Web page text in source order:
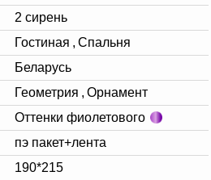
2 сирень
Гостиная , Спальня
Беларусь
Геометрия , Орнамент
Оттенки фиолетового
пэ пакет+лента
190*215